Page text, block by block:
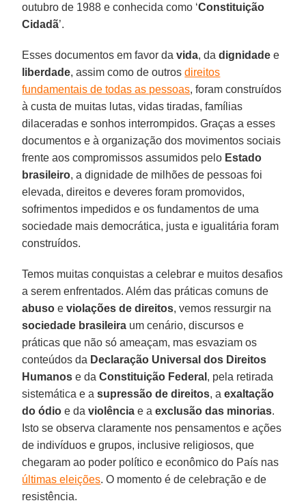
outubro de 1988 e conhecida como ‘Constituição
Cidadã’.
Esses documentos em favor davida, dadignidade e
liberdade, assim como de outrosdireitos
fundamentais de todas as pessoas, foram construídos
à custa de muitas lutas, vidas tiradas, famílias
dilaceradas e sonhos interrompidos. Graças a esses
documentos e à organização dos movimentos sociais
frente aos compromissos assumidos pelo Estado
brasileiro, a dignidade de milhões de pessoas foi
elevada, direitos e deveres foram promovidos,
sofrimentos impedidos e os fundamentos de uma
sociedade mais democrática, justa e igualitária foram
construídos.
Temos muitas conquistas a celebrar e muitos desafios
a serem enfrentados. Além das práticas comuns de
abuso eviolações de direitos, vemos ressurgir na
sociedade brasileira um cenário, discursos e
práticas que não só ameaçam, mas esvaziam os
conteúdos da Declaração Universal dos Direitos
Humanos e daConstituição Federal , pela retirada
sistemática e asupressão de direitos, aexaltação
do ódio e daviolência e aexclusão das minorias.
Isto se observa claramente nos pensamentos e ações
de indivíduos e grupos, inclusive religiosos, que
chegaram ao poder político e econômico do País nas
últimas eleições. O momento é de celebração e de
resistência.